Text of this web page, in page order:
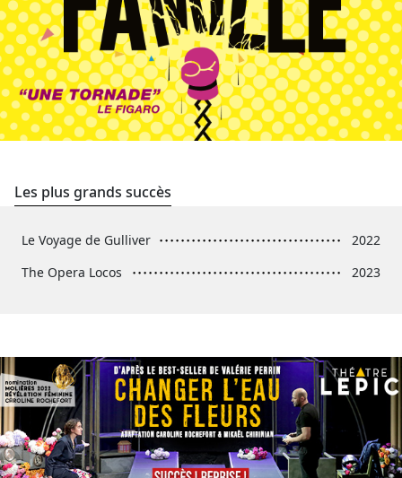
Les plus grands succès
Le Voyage de Gulliver
2022
The Opera Locos
2023